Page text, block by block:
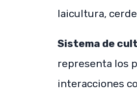
laicultura,
Sistema de
representa los
interacciones